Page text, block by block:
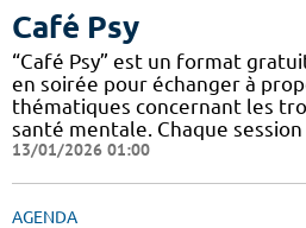
Café Psy
“Café Psy” est un format
en soirée pour échanger à
thématiques concernant les
santé mentale. Chaque
13/01/2026 01:00
AGENDA